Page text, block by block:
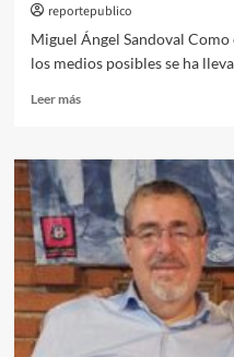
reportepublico
Miguel Ángel Sandoval
los medios posibles se ha
Leer másLeer
Continúan
las
maniobras
poselectorales